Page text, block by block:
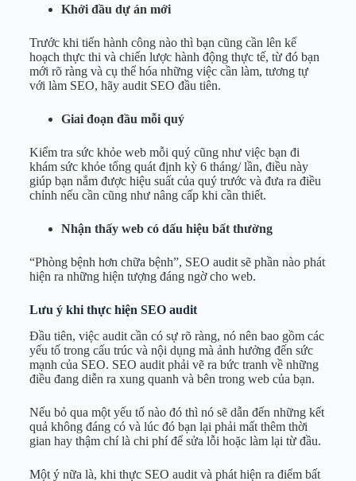
Khởi đầu dự án mới
Trước khi tiến hành công nào thì bạn cũng cần lên kế
hoạch thực thi và chiến lược hành động thực tế, từ đó bạn
mới rõ ràng và cụ thể hóa những việc cần làm, tương tự
với làm SEO, hãy audit SEO đầu tiên.
Giai đoạn đầu mỗi quý
Kiểm tra sức khỏe web mỗi quý cũng như việc bạn đi
khám sức khỏe tổng quát định kỳ 6 tháng/ lần, điều này
giúp bạn nắm được hiệu suất của quý trước và đưa ra điều
chỉnh nếu cần cũng như nâng cấp khi cần thiết.
Nhận thấy web có dấu hiệu bất thường
“Phòng bệnh hơn chữa bệnh”, SEO audit sẽ phần nào phát
hiện ra những hiện tượng đáng ngờ cho web.
Lưu ý khi thực hiện SEO audit
Đầu tiên, việc audit cần có sự rõ ràng, nó nên bao gồm các
yếu tố trong cấu trúc và nội dụng mà ảnh hưởng đến sức
mạnh của SEO. SEO audit phải vẽ ra bức tranh về những
điều đang diễn ra xung quanh và bên trong web của bạn.
Nếu bỏ qua một yếu tố nào đó thì nó sẽ dẫn đến những kết
quả không đáng có và lúc đó bạn lại phải mất thêm thời
gian hay thậm chí là chi phí để sửa lỗi hoặc làm lại từ đầu.
Một ý nữa là, khi thực SEO audit và phát hiện ra điểm bất